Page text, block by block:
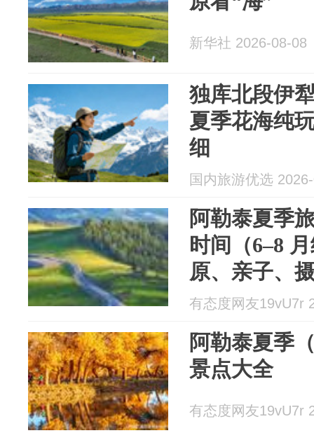
新华社 2026-08-08
独库北段伊
夏季花海纯
细
国内旅游优选
阿勒泰夏季
时间（6–8
原、亲子、
有态度网友19vU7r
阿勒泰夏季
景点大全
有态度网友19vU7r